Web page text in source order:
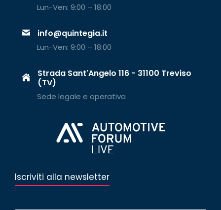
Lun-Ven: 9:00 – 18:00
info@quintegia.it
Lun-Ven: 9:00 – 18:00
Strada Sant'Angelo 116 - 31100 Treviso
(TV)
Sede legale e operativa
Iscriviti alla newsletter